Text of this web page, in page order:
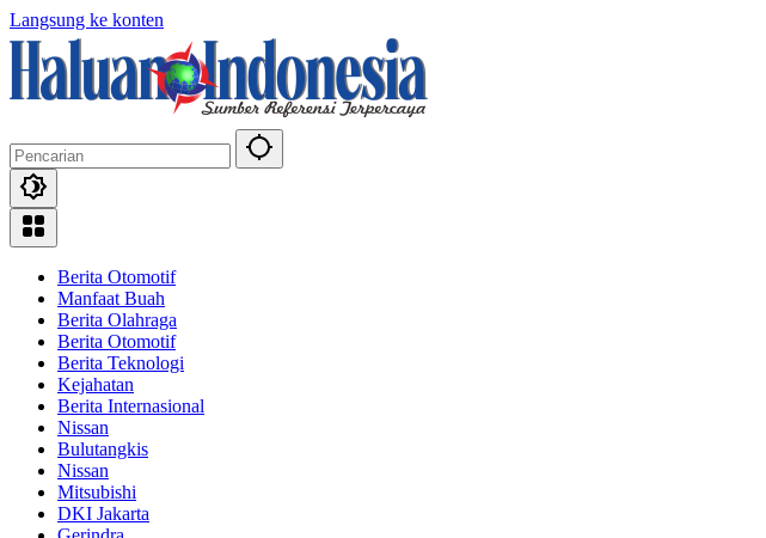
Langsung ke konten
Berita Otomotif
Manfaat Buah
Berita Olahraga
Berita Otomotif
Berita Teknologi
Kejahatan
Berita Internasional
Nissan
Bulutangkis
Nissan
Mitsubishi
DKI Jakarta